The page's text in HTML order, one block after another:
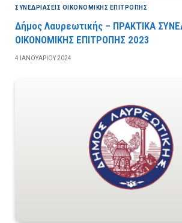
ΣΥΝΕΔΡΙΆΣΕΙΣ ΟΙΚΟΝΟΜΙΚΉΣ ΕΠΙΤΡΟΠΉΣ
Δήμος Λαυρεωτικής – ΠΡΑΚΤΙΚΑ
ΟΙΚΟΝΟΜΙΚΗΣ ΕΠΙΤΡΟΠΗΣ 2023
4 ΙΑΝΟΥΑΡΊΟΥ 2024